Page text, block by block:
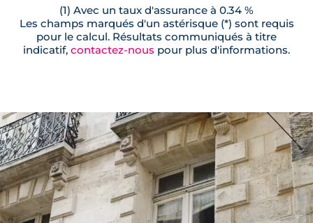
(1) Avec un taux d'assurance à 0.34 %
Les champs marqués d'un astérisque (*) sont requis
pour le calcul. Résultats communiqués à titre
indicatif, contactez-nous pour plus d'informations.